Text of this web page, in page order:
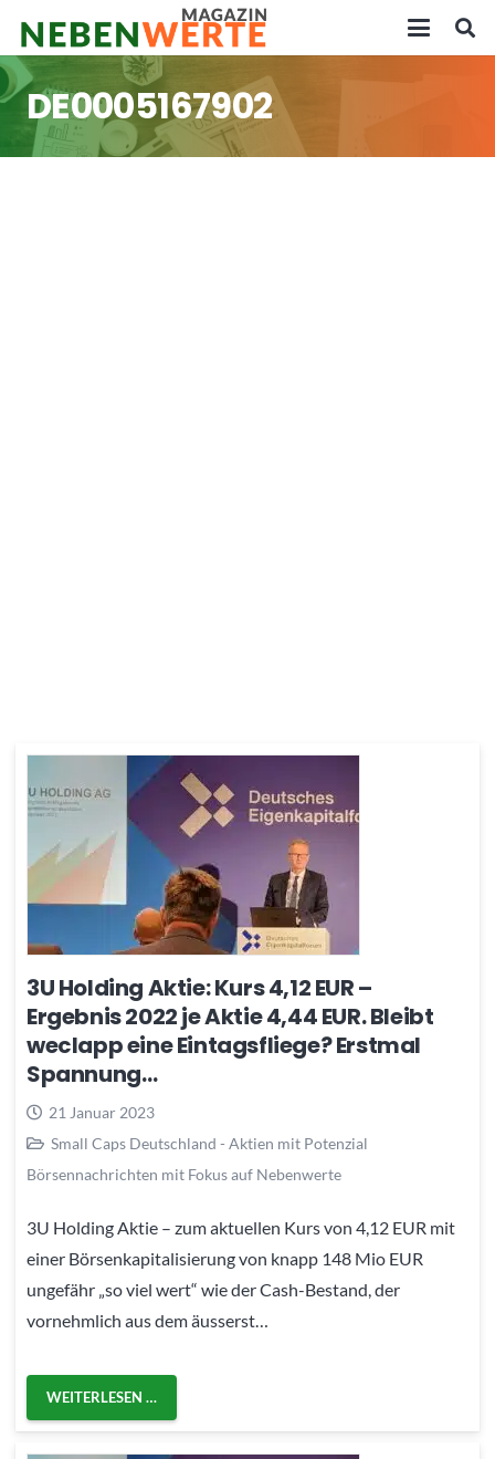
DE0005167902
3U Holding Aktie: Kurs 4,12 EUR –
Ergebnis 2022 je Aktie 4,44 EUR. Bleibt
weclapp eine Eintagsfliege? Erstmal
Spannung…
21 Januar 2023
Small Caps Deutschland - Aktien mit Potenzial
Börsennachrichten mit Fokus auf Nebenwerte
3U Holding Aktie – zum aktuellen Kurs von 4,12 EUR mit
einer Börsenkapitalisierung von knapp 148 Mio EUR
ungefähr „so viel wert“ wie der Cash-Bestand, der
vornehmlich aus dem äusserst…
WEITERLESEN …